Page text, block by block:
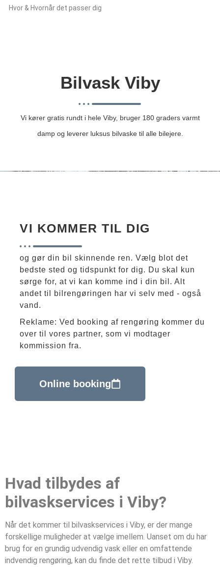
Hvor & Hvornår det passer dig
Bilvask Viby
Vi kører gratis rundt i hele Viby, bruger 180 graders varmt
damp og leverer luksus bilvaske til alle bilejere.
VI KOMMER TIL DIG
og gør din bil skinnende ren. Vælg blot det
bedste sted og tidspunkt for dig. Du skal kun
sørge for, at vi kan komme ind i din bil. Alt
andet til bilrengøringen har vi selv med - også
vand.
Reklame: Ved booking af rengøring kommer du
over til vores partner, som vi modtager
kommission fra.
Online booking
Hvad tilbydes af
bilvaskservices i Viby?
Når det kommer til bilvaskservices i Viby, er der mange
forskellige muligheder at vælge imellem. Uanset om du har
brug for en grundig udvendig vask eller en omfattende
indvendig rengøring, kan du finde det rette tilbud i Viby.